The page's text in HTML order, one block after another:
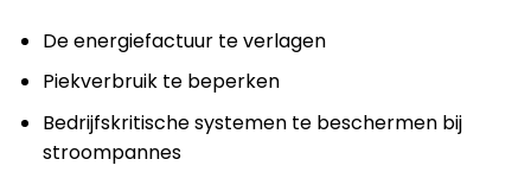
De energiefactuur te verlagen
Piekverbruik te beperken
Bedrijfskritische systemen te beschermen bij
stroompannes